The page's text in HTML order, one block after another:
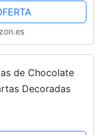
de Chocolate
Decoradas